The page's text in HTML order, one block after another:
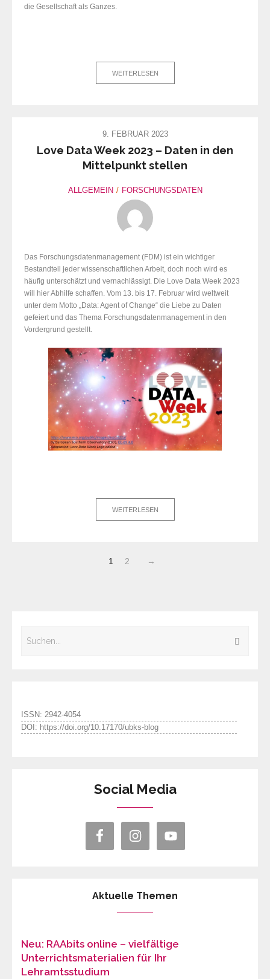
die Gesellschaft als Ganzes.
WEITERLESEN
9. FEBRUAR 2023
Love Data Week 2023 – Daten in den
Mittelpunkt stellen
ALLGEMEIN FORSCHUNGSDATEN
Das Forschungsdatenmanagement (FDM) ist ein wichtiger
Bestandteil jeder wissenschaftlichen Arbeit, doch noch wird es
häufig unterschätzt und vernachlässigt. Die Love Data Week 2023
will hier Abhilfe schaffen. Vom 13. bis 17. Februar wird weltweit
unter dem Motto „Data: Agent of Change“ die Liebe zu Daten
gefeiert und das Thema Forschungsdatenmanagement in den
Vordergrund gestellt.
WEITERLESEN
1 2 →
ISSN: 2942-4054
DOI: https://doi.org/10.17170/ubks-blog
Social Media
Aktuelle Themen
Neu: RAAbits online – vielfältige
Unterrichtsmaterialien für Ihr
Lehramtsstudium